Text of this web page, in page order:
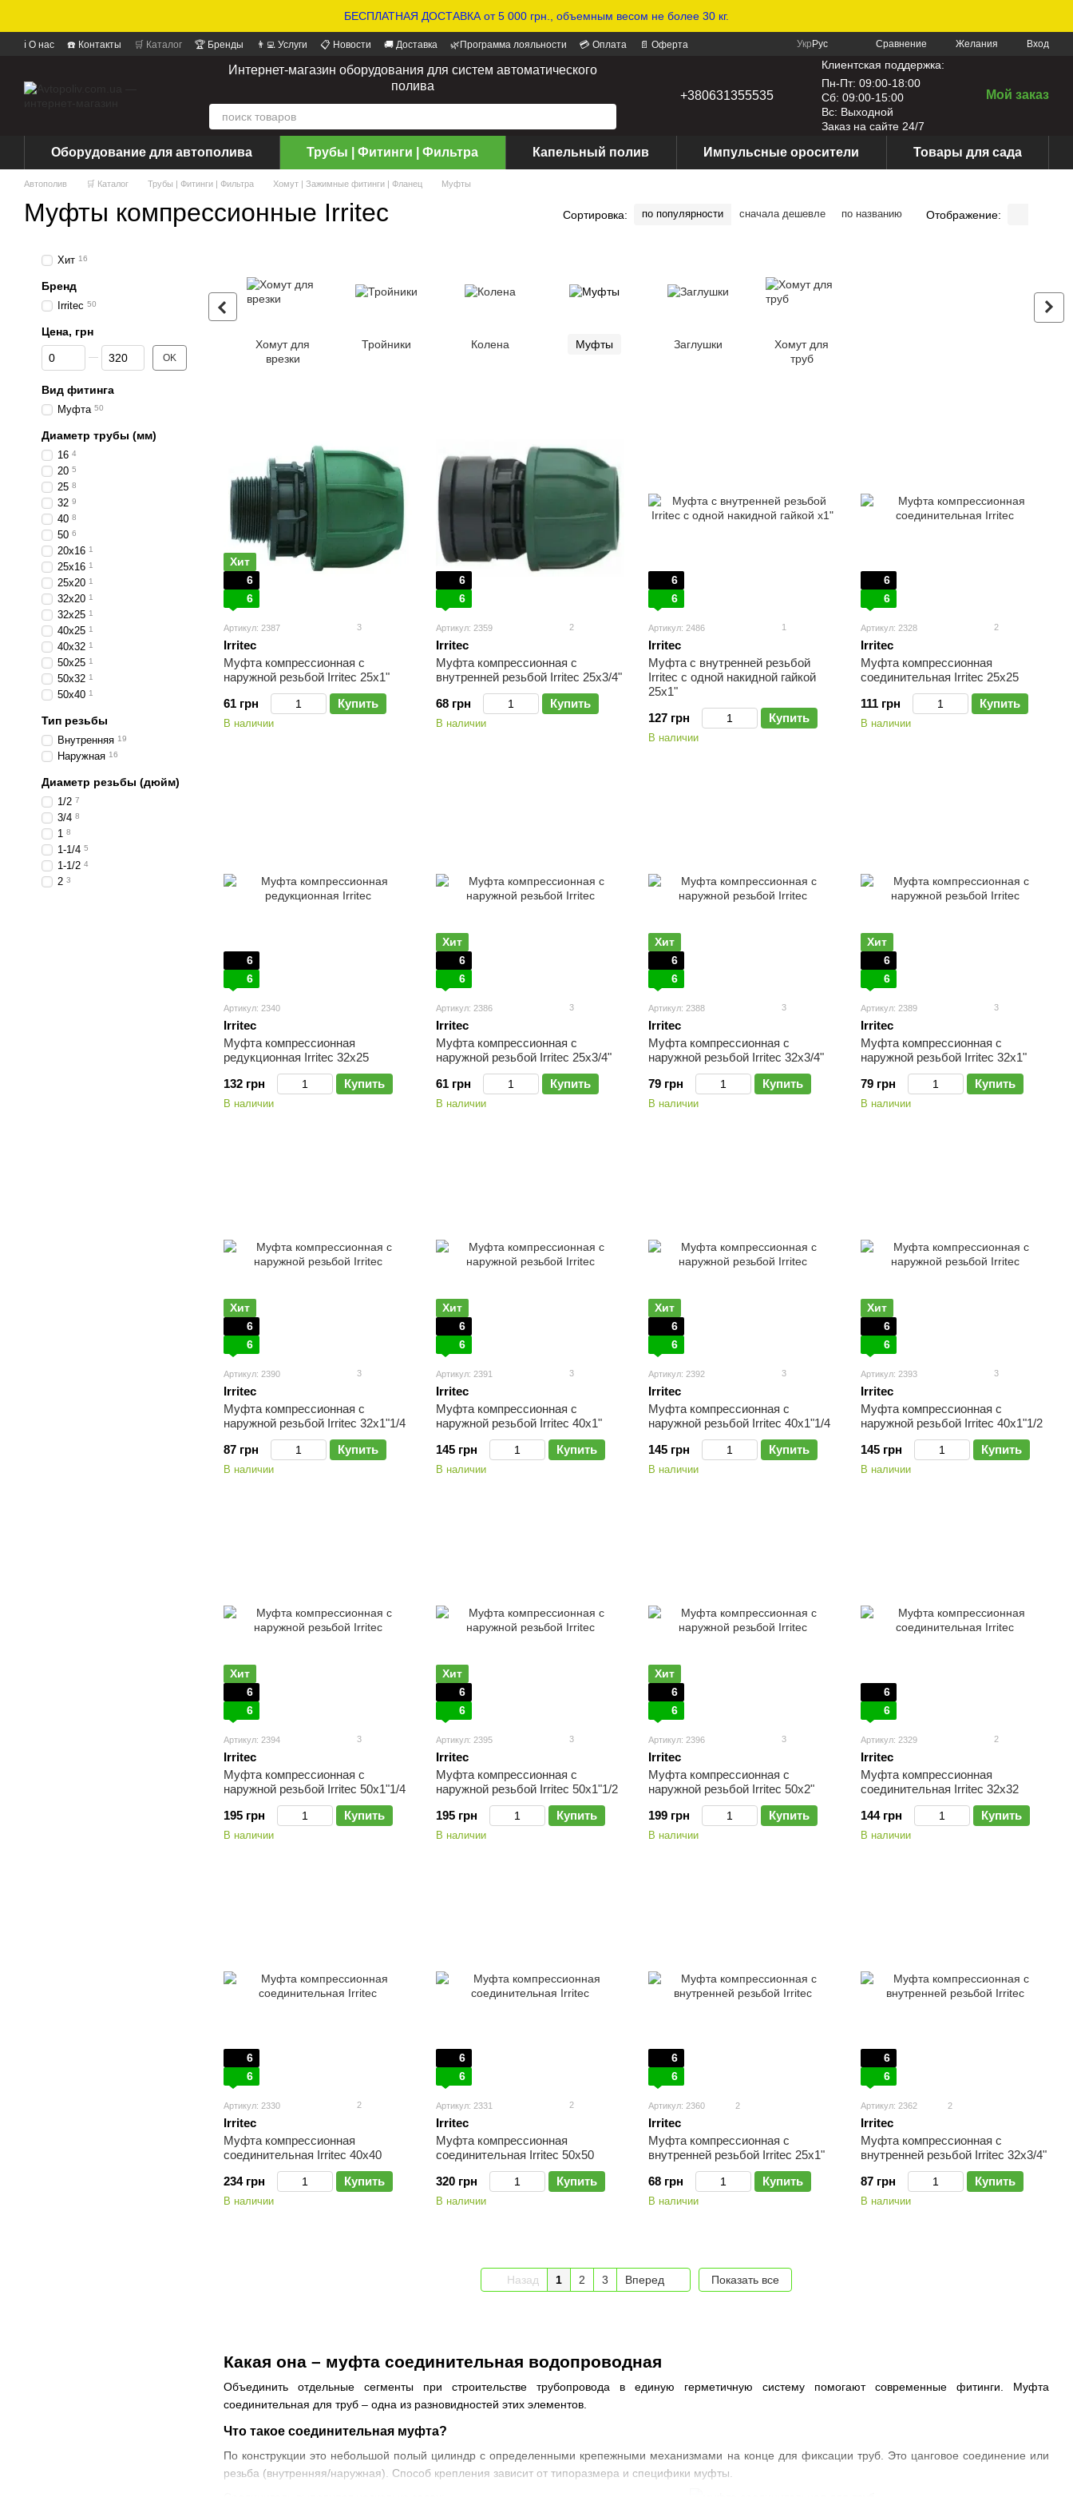
БЕСПЛАТНАЯ ДОСТАВКА от 5 000 грн., объемным весом не более 30 кг.
ℹ️ О нас ☎️ Контакты 🛒 Каталог 🏆 Бренды 👨‍💻 Услуги 📋 Новости 🚚 Доставка 🌿Программа лояльности 💳 Оплата
📄 Оферта
Укр Рус Сравнение Желания Вход
Интернет-магазин оборудования для систем автоматического
полива
+380631355535
Клиентская поддержка:
Пн-Пт: 09:00-18:00
Сб: 09:00-15:00
Вс: Выходной
Заказ на сайте 24/7
Мой заказ
Оборудование для автополива Трубы | Фитинги | Фильтра Капельный полив Импульсные оросители Товары для сада
Автополив 🛒 Каталог Трубы | Фитинги | Фильтра Хомут | Зажимные фитинги | Фланец Муфты
Муфты компрессионные Irritec Сортировка: по популярности сначала дешевле по названию Отображение:
Хомут для
врезки
Тройники Колена Муфты Заглушки
Хомут для
труб
Какая она – муфта соединительная водопроводная
Объединить отдельные сегменты при строительстве трубопровода в единую герметичную систему помогают современные фитинги. Муфта
соединительная для труб – одна из разновидностей этих элементов.
Что такое соединительная муфта?
По конструкции это небольшой полый цилиндр с определенными крепежными механизмами на конце для фиксации труб. Это цанговое соединение или
резьба (внутренняя/наружная). Способ крепления зависит от типоразмера и специфики муфты.
Хит
6
6
Артикул: 2387 3
Irritec
Муфта компрессионная с
наружной резьбой Irritec 25х1"
61 грн
Купить
В наличии
6
6
Артикул: 2359 2
Irritec
Муфта компрессионная с
внутренней резьбой Irritec 25х3/4"
68 грн
Купить
В наличии
6
6
Артикул: 2486 1
Irritec
Муфта с внутренней резьбой
Irritec с одной накидной гайкой
25х1"
127 грн
Купить
В наличии
6
6
Артикул: 2328 2
Irritec
Муфта компрессионная
соединительная Irritec 25х25
111 грн
Купить
В наличии
6
6
Артикул: 2340
Irritec
Муфта компрессионная
редукционная Irritec 32х25
132 грн
Купить
В наличии
Хит
6
6
Артикул: 2386 3
Irritec
Муфта компрессионная с
наружной резьбой Irritec 25х3/4"
61 грн
Купить
В наличии
Хит
6
6
Артикул: 2388 3
Irritec
Муфта компрессионная с
наружной резьбой Irritec 32х3/4"
79 грн
Купить
В наличии
Хит
6
6
Артикул: 2389 3
Irritec
Муфта компрессионная с
наружной резьбой Irritec 32х1"
79 грн
Купить
В наличии
Хит
6
6
Артикул: 2390 3
Irritec
Муфта компрессионная с
наружной резьбой Irritec 32х1"1/4
87 грн
Купить
В наличии
Хит
6
6
Артикул: 2391 3
Irritec
Муфта компрессионная с
наружной резьбой Irritec 40х1"
145 грн
Купить
В наличии
Хит
6
6
Артикул: 2392 3
Irritec
Муфта компрессионная с
наружной резьбой Irritec 40х1"1/4
145 грн
Купить
В наличии
Хит
6
6
Артикул: 2393 3
Irritec
Муфта компрессионная с
наружной резьбой Irritec 40х1"1/2
145 грн
Купить
В наличии
Хит
6
6
Артикул: 2394 3
Irritec
Муфта компрессионная с
наружной резьбой Irritec 50х1"1/4
195 грн
Купить
В наличии
Хит
6
6
Артикул: 2395 3
Irritec
Муфта компрессионная с
наружной резьбой Irritec 50х1"1/2
195 грн
Купить
В наличии
Хит
6
6
Артикул: 2396 3
Irritec
Муфта компрессионная с
наружной резьбой Irritec 50х2"
199 грн
Купить
В наличии
6
6
Артикул: 2329 2
Irritec
Муфта компрессионная
соединительная Irritec 32х32
144 грн
Купить
В наличии
6
6
Артикул: 2330 2
Irritec
Муфта компрессионная
соединительная Irritec 40х40
234 грн
Купить
В наличии
6
6
Артикул: 2331 2
Irritec
Муфта компрессионная
соединительная Irritec 50х50
320 грн
Купить
В наличии
6
6
Артикул: 2360 2
Irritec
Муфта компрессионная с
внутренней резьбой Irritec 25х1"
68 грн
Купить
В наличии
6
6
Артикул: 2362 2
Irritec
Муфта компрессионная с
внутренней резьбой Irritec 32х3/4"
87 грн
Купить
В наличии
Назад 1 2 3 Вперед Показать все
Хит 16
Бренд
Irritec 50
Цена, грн
От Цена, грн
До Цена, грн OK
Вид фитинга
Муфта 50
Диаметр трубы (мм)
16 4
20 5
25 8
32 9
40 8
50 6
20х16 1
25х16 1
25х20 1
32х20 1
32х25 1
40х25 1
40х32 1
50х25 1
50х32 1
50х40 1
Тип резьбы
Внутренняя 19
Наружная 16
Диаметр резьбы (дюйм)
1/2 7
3/4 8
1 8
1-1/4 5
1-1/2 4
2 3